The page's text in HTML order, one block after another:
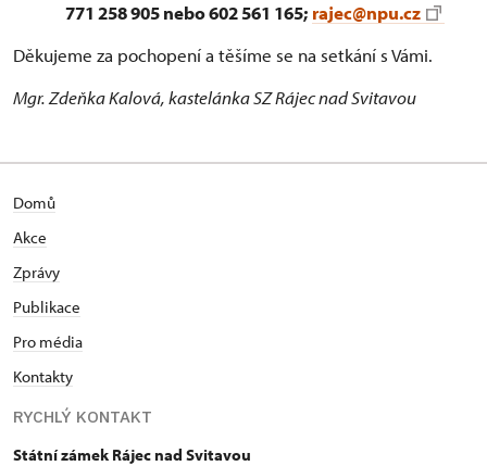
771 258 905 nebo 602 561 165; rajec@npu.cz
Děkujeme za pochopení a těšíme se na setkání s Vámi.
Mgr. Zdeňka Kalová, kastelánka SZ Rájec nad Svitavou
Domů
Akce
Zprávy
Publikace
Pro média
Kontakty
RYCHLÝ KONTAKT
Státní zámek Rájec nad Svitavou